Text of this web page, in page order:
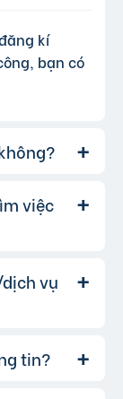
kí
bạn có
tin miễn
nhiên, để
nâng
dịch vụ tin
việc
của chúng
làm.
vụ
tìm kiếm
tin?